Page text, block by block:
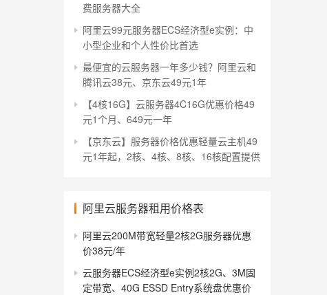
费服务器大全
阿里云99元服务器ECS经济型e实例：中
小型企业和个人性价比首选
最便宜的云服务器一年多少钱？阿里云和
腾讯云38元、京东云49元1年
【4核16G】云服务器4C16G优惠价格49
元1个月、649元一年
【京东云】服务器价格优惠轻量云主机49
元1年起，2核、4核、8核、16核配置提供
阿里云服务器租用价格表
阿里云200M带宽轻量2核2G服务器优惠
价38元/年
云服务器ECS经济型e实例2核2G、3M固
定带宽、40G ESSD Entry系统盘优惠价